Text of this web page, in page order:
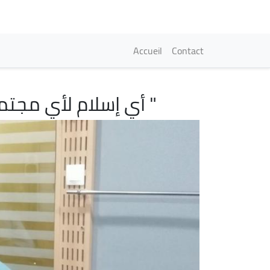
Navigation
Accueil Contact
" أي إسلام لأي